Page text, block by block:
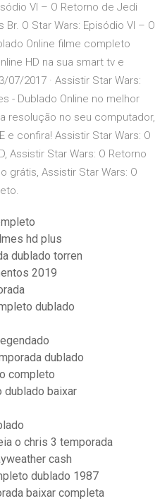
VI – O Retorno de Jedi
Br. O Star Wars: Episódio VI – O
Online filme completo
HD na sua smart tv e
07/2017 · Assistir Star Wars:
- Dublado Online no melhor
resolução no seu computador,
e confira! Assistir Star Wars: O
Assistir Star Wars: O Retorno
grátis, Assistir Star Wars: O
hd plus
dublado torren
2019
dublado
dublado
completo
dublado baixar
o chris 3 temporada
cash
dublado 1987
baixar completa